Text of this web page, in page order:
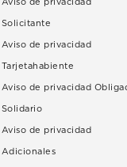
Aviso de privacidad
Solicitante
Aviso de privacidad
Tarjetahabiente
Aviso de privacidad
Solidario
Aviso de privacidad
Adicionales